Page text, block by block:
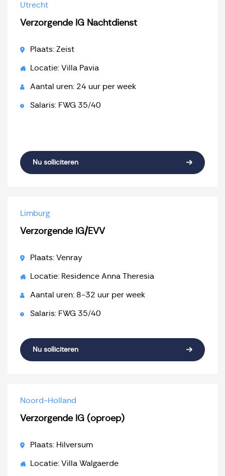
Utrecht
Verzorgende IG Nachtdienst
Plaats: Zeist
Locatie: Villa Pavia
Aantal uren: 24 uur per week
Salaris: FWG 35/40
Nu solliciteren
Limburg
Verzorgende IG/EVV
Plaats: Venray
Locatie: Residence Anna Theresia
Aantal uren: 8-32 uur per week
Salaris: FWG 35/40
Nu solliciteren
Noord-Holland
Verzorgende IG (oproep)
Plaats: Hilversum
Locatie: Villa Walgaerde